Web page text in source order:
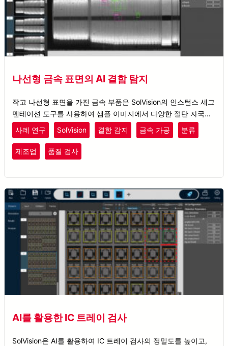
나선형 금속 표면의 AI 결함 탐지
작고 나선형 표면을 가진 금속 부품은 SolVision의 인스턴스 세그
멘테이션 도구를 사용하여 샘플 이미지에서 다양한 절단 자국이
나 충돌 결함을 학습한 후, 이러한 미세한 결함을 인식할 수 있는
AI 모델을 구축할 수 있습니다.
사례 연구 SolVision 결함 감지 금속 가공 분류
제조업 품질 검사
AI를 활용한 IC 트레이 검사
SolVision은 AI를 활용하여 IC 트레이 검사의 정밀도를 높이고,